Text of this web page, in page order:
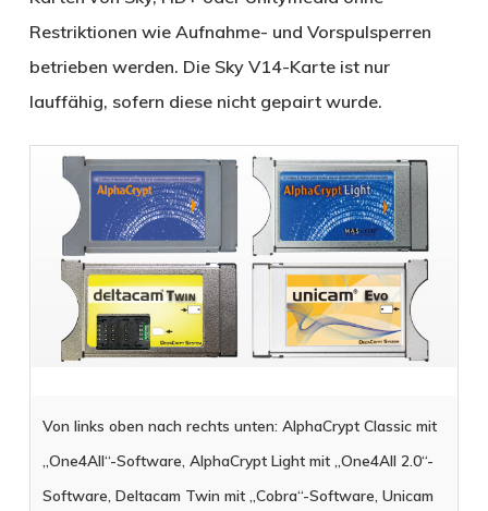
Restriktionen wie Aufnahme- und Vorspulsperren
betrieben werden. Die Sky V14-Karte ist nur
lauffähig, sofern diese nicht gepairt wurde.
Von links oben nach rechts unten: AlphaCrypt Classic mit
„One4All“-Software, AlphaCrypt Light mit „One4All 2.0“-
Software, Deltacam Twin mit „Cobra“-Software, Unicam